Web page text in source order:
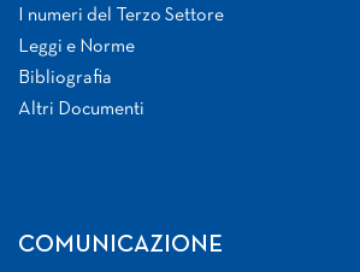
I numeri del Terzo Settore
Leggi e Norme
Bibliografia
Altri Documenti
COMUNICAZIONE